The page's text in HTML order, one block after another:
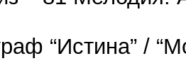
“Истина” /